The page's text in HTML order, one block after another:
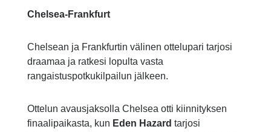
Chelsea-Frankfurt
Chelsean ja Frankfurtin välinen ottelupari tarjosi
draamaa ja ratkesi lopulta vasta
rangaistuspotkukilpailun jälkeen.
Ottelun avausjaksolla Chelsea otti kiinnityksen
finaalipaikasta, kun Eden Hazard tarjosi